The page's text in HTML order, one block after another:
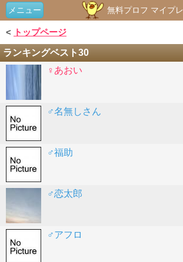
メニュー 無料プロフ マイプレ
< トップページ
ランキングベスト30
♀あおい
♂名無しさん
♂福助
♂恋太郎
♂アフロ